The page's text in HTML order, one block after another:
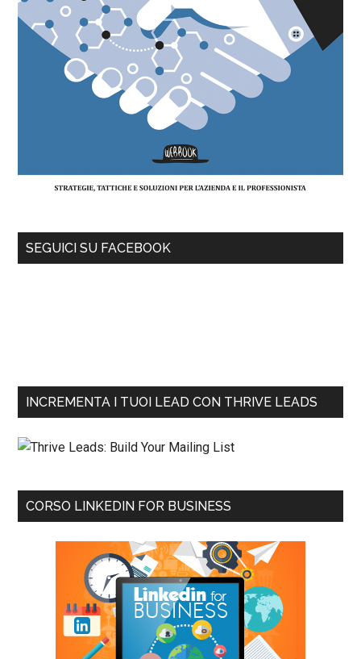
SEGUICI SU FACEBOOK
INCREMENTA I TUOI LEAD CON THRIVE LEADS
CORSO LINKEDIN FOR BUSINESS